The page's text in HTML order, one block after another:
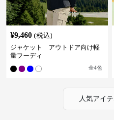
¥9,460 (税込)
ジャケット アウトドア向け軽
量フーディ
全4色
人気アイ